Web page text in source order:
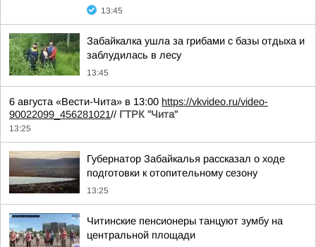
13:45
Забайкалка ушла за грибами с базы отдыха и
заблудилась в лесу
13:45
6 августа «Вести-Чита» в 13:00 https://vkvideo.ru/video-
90022099_456281021// ГТРК "Чита"
13:25
Губернатор Забайкалья рассказал о ходе
подготовки к отопительному сезону
13:25
Читинские пенсионеры танцуют зумбу на
центральной площади